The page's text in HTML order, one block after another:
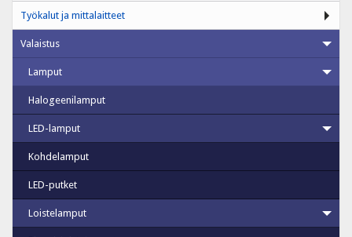
Työkalut ja mittalaitteet
Valaistus
Lamput
Halogeenilamput
LED-lamput
Kohdelamput
LED-putket
Loistelamput